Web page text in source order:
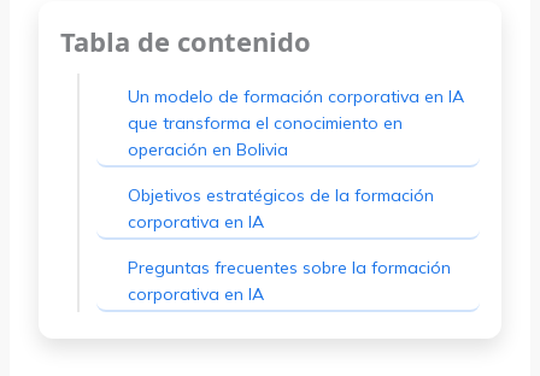
Tabla de contenido
Un modelo de formación corporativa en IA
que transforma el conocimiento en
operación en Bolivia
Objetivos estratégicos de la formación
corporativa en IA
Preguntas frecuentes sobre la formación
corporativa en IA